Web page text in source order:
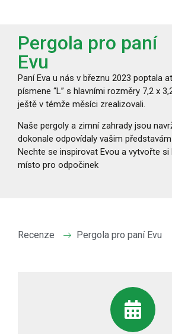
Pergola pro paní
Evu
Paní Eva u nás v březnu 2023 poptala
písmene “L” s hlavními rozměry 7,2 x
ještě v témže měsíci zrealizovali.
Naše pergoly a zimní zahrady jsou
dokonale odpovídaly vašim
Nechte se inspirovat Evou a vytvořte si
místo pro odpočinek
Recenze Pergola pro paní Evu